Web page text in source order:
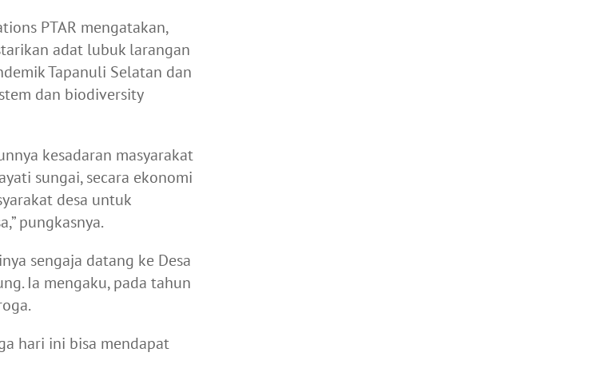
PTAR mengatakan,
adat lubuk larangan
Tapanuli Selatan dan
dan biodiversity
kesadaran masyarakat
sungai, secara ekonomi
desa untuk
pungkasnya.
sengaja datang ke Desa
Ia mengaku, pada tahun
hari ini bisa mendapat